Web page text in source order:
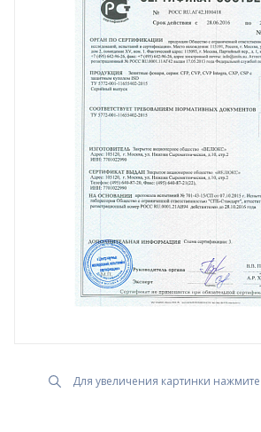
Для увеличения картинки